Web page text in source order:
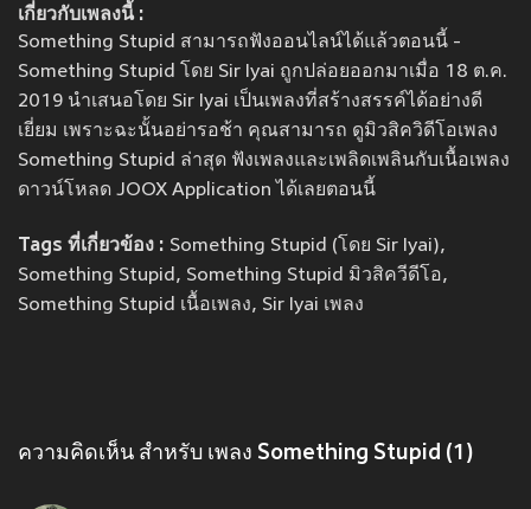
เกี่ยวกับเพลงนี้ :
Something Stupid สามารถฟังออนไลน์ได้แล้วตอนนี้ -
Something Stupid โดย Sir Iyai ถูกปล่อยออกมาเมื่อ 18 ต.ค.
2019 นำเสนอโดย Sir Iyai เป็นเพลงที่สร้างสรรค์ได้อย่างดี
เยี่ยม เพราะฉะนั้นอย่ารอช้า คุณสามารถ ดูมิวสิควิดีโอเพลง
Something Stupid ล่าสุด ฟังเพลงและเพลิดเพลินกับเนื้อเพลง
ดาวน์โหลด JOOX Application ได้เลยตอนนี้
Tags ที่เกี่ยวข้อง : Something Stupid (โดย Sir Iyai),
Something Stupid, Something Stupid มิวสิควีดีโอ,
Something Stupid เนื้อเพลง, Sir Iyai เพลง
ความคิดเห็น สำหรับ เพลง Something Stupid (1)